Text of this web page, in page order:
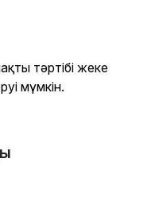
тәртібі жеке
мүмкін.